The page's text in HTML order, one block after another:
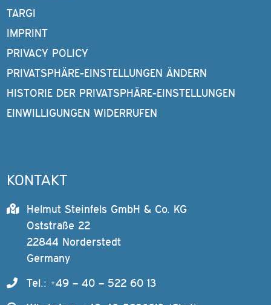
TARGI
IMPRINT
PRIVACY POLICY
PRIVATSPHÄRE-EINSTELLUNGEN ÄNDERN
HISTORIE DER PRIVATSPHÄRE-EINSTELLUNGEN
EINWILLIGUNGEN WIDERRUFEN
KONTAKT
Helmut Steinfels GmbH & Co. KG
Oststraße 22
22844 Norderstedt
Germany
Tel.: +49 – 40 – 522 60 13